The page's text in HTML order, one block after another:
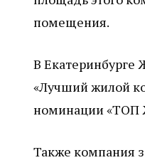
помещения.
В Екатеринбурге
«Лучший жилой
номинации «ТОП
Также компания